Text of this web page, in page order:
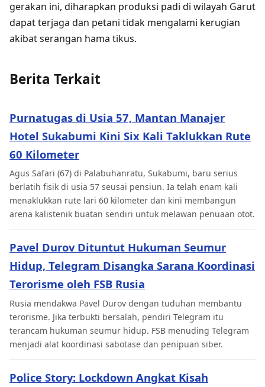
gerakan ini, diharapkan produksi padi di wilayah Garut
dapat terjaga dan petani tidak mengalami kerugian
akibat serangan hama tikus.
Berita Terkait
Purnatugas di Usia 57, Mantan Manajer
Hotel Sukabumi Kini Six Kali Taklukkan Rute
60 Kilometer
Agus Safari (67) di Palabuhanratu, Sukabumi, baru serius
berlatih fisik di usia 57 seusai pensiun. Ia telah enam kali
menaklukkan rute lari 60 kilometer dan kini membangun
arena kalistenik buatan sendiri untuk melawan penuaan otot.
Pavel Durov Dituntut Hukuman Seumur
Hidup, Telegram Disangka Sarana Koordinasi
Terorisme oleh FSB Rusia
Rusia mendakwa Pavel Durov dengan tuduhan membantu
terorisme. Jika terbukti bersalah, pendiri Telegram itu
terancam hukuman seumur hidup. FSB menuding Telegram
menjadi alat koordinasi sabotase dan penipuan siber.
Police Story: Lockdown Angkat Kisah